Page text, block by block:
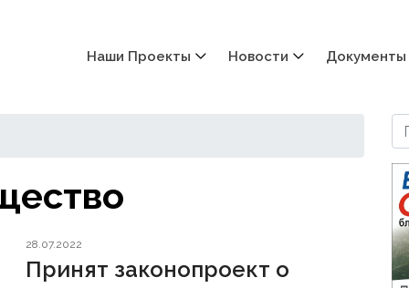
Наши Проекты Новости Документы
28.07.2022
Принят законопроект о